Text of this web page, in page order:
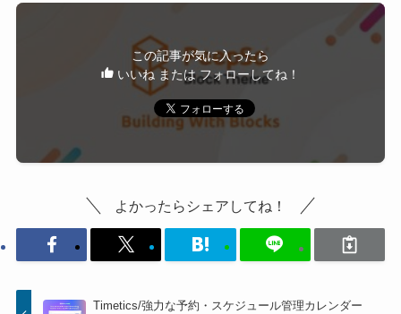
この記事が気に入ったら
いいね または フォローしてね！
よかったらシェアしてね！
Timetics/強力な予約・スケジュール管理カレンダー